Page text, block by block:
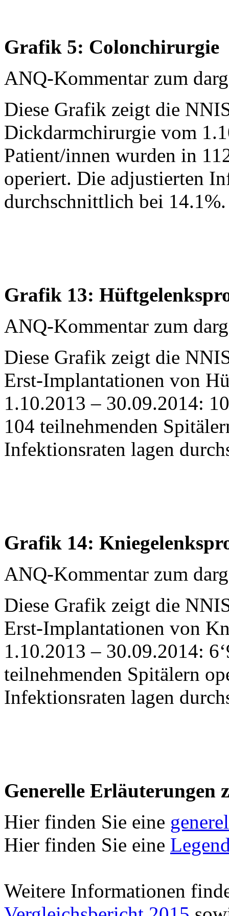
Grafik 5: Colonchirurgie
ANQ-Kommentar zum
Diese Grafik zeigt die
Dickdarmchirurgie vom
Patient/innen wurden in
operiert. Die adjustierten
durchschnittlich bei 14.1%.
Grafik 13:
ANQ-Kommentar zum
Diese Grafik zeigt die
Erst-Implantationen von
1.10.2013 – 30.09.2014:
104 teilnehmenden
Infektionsraten lagen
Grafik 14:
ANQ-Kommentar zum
Diese Grafik zeigt die
Erst-Implantationen von
1.10.2013 – 30.09.2014:
teilnehmenden Spitälern
Infektionsraten lagen
Generelle Erläuterungen
Hier finden Sie eine
Hier finden Sie eine
Weitere Informationen